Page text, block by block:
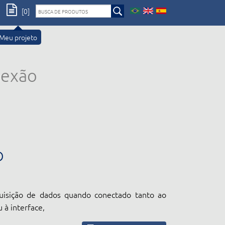
Meu projeto
[0]
de dados quando conectado tanto ao
à interface,